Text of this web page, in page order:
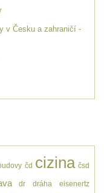
v Česku a zahraničí -
čd cizina čsd
dr dráha eisenertz